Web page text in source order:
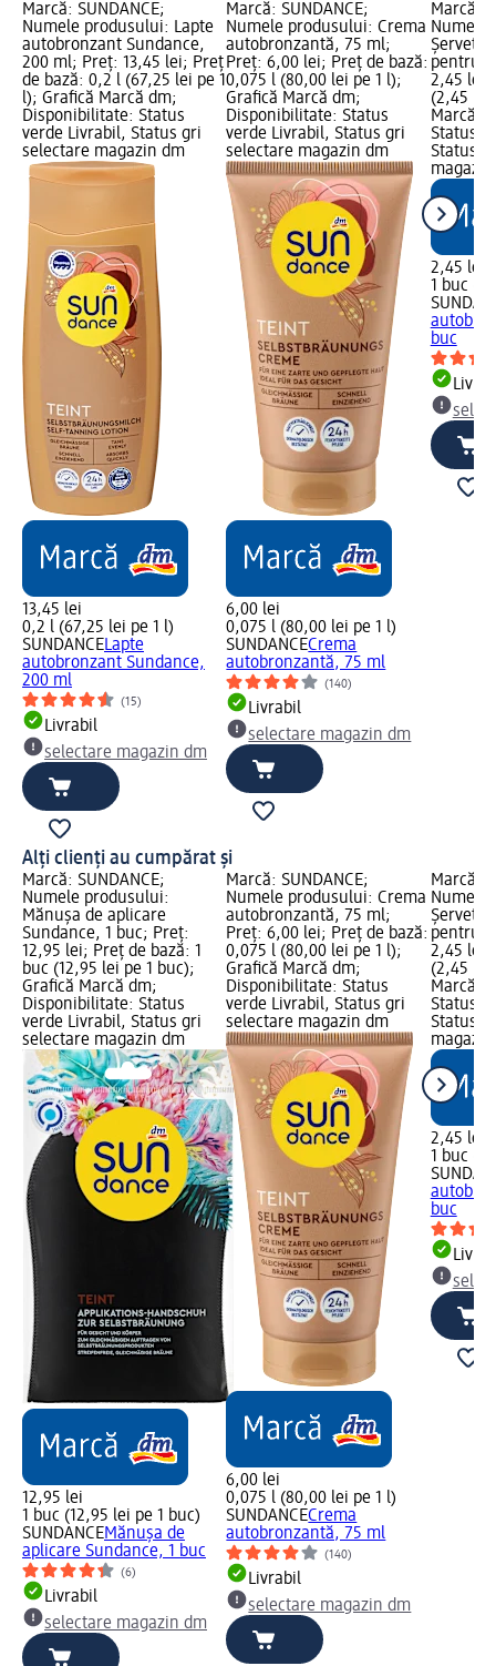
Marcă: SUNDANCE;
Numele produsului: Lapte
autobronzant Sundance,
200 ml; Preț: 13,45 lei; Preț
de bază: 0,2 l (67,25 lei pe 1
l); Grafică Marcă dm;
Disponibilitate: Status
verde Livrabil, Status gri
selectare magazin dm
13,45 lei
0,2 l (67,25 lei pe 1 l)
SUNDANCELapte
autobronzant Sundance,
200 ml
(15)
Livrabil
selectare magazin dm
Marcă: SUNDANCE;
Numele produsului: Crema
autobronzantă, 75 ml;
Preț: 6,00 lei; Preț de bază:
0,075 l (80,00 lei pe 1 l);
Grafică Marcă dm;
Disponibilitate: Status
verde Livrabil, Status gri
selectare magazin dm
6,00 lei
0,075 l (80,00 lei pe 1 l)
SUNDANCECrema
autobronzantă, 75 ml
(140)
Livrabil
selectare magazin dm
Marcă:
Numele
pentru
2,45 lei;
(2,45 lei
Marcă
Status
Status
2,45 lei
1 buc
buc
Alți clienți au cumpărat și
Marcă: SUNDANCE;
Numele produsului:
Mănușa de aplicare
Sundance, 1 buc; Preț:
12,95 lei; Preț de bază: 1
buc (12,95 lei pe 1 buc);
Grafică Marcă dm;
Disponibilitate: Status
verde Livrabil, Status gri
selectare magazin dm
12,95 lei
1 buc (12,95 lei pe 1 buc)
SUNDANCEMănușa de
aplicare Sundance, 1 buc
(6)
Livrabil
selectare magazin dm
Marcă: SUNDANCE;
Numele produsului: Crema
autobronzantă, 75 ml;
Preț: 6,00 lei; Preț de bază:
0,075 l (80,00 lei pe 1 l);
Grafică Marcă dm;
Disponibilitate: Status
verde Livrabil, Status gri
selectare magazin dm
6,00 lei
0,075 l (80,00 lei pe 1 l)
SUNDANCECrema
autobronzantă, 75 ml
(140)
Livrabil
selectare magazin dm
Marcă:
Numele
pentru
2,45 lei;
(2,45 lei
Marcă
Status
Status
2,45 lei
1 buc
buc